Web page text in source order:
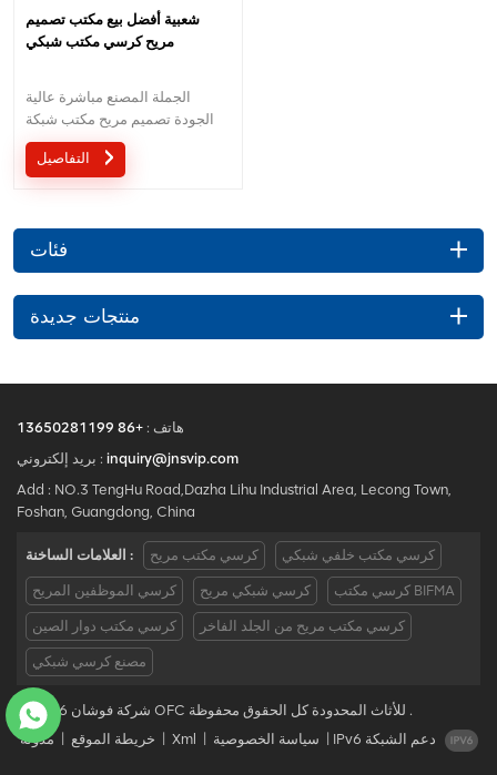
شعبية أفضل بيع مكتب تصميم
مريح كرسي مكتب شبكي
الجملة المصنع مباشرة عالية
الجودة تصميم مريح مكتب شبكة
كرسي موك هو قطعة واحدة ، كمية
كبيرة مع خصم كبير.الخدمة
فئات
منتجات جديدة
هاتف : +86 13650281199
بريد إلكتروني : inquiry@jnsvip.com
Add : NO.3 TengHu Road,Dazha Lihu Industrial Area, Lecong Town,
Foshan, Guangdong, China
العلامات الساخنة : كرسي مكتب مريح كرسي مكتب خلفي شبكي
كرسي الموظفين المريح كرسي شبكي مريح كرسي مكتب BIFMA
كرسي مكتب دوار الصين كرسي مكتب مريح من الجلد الفاخر
مصنع كرسي شبكي
© 2026 شركة فوشان OFC للأثاث المحدودة كل الحقوق محفوظة .
مدونة
خريطة الموقع Xml سياسة الخصوصية